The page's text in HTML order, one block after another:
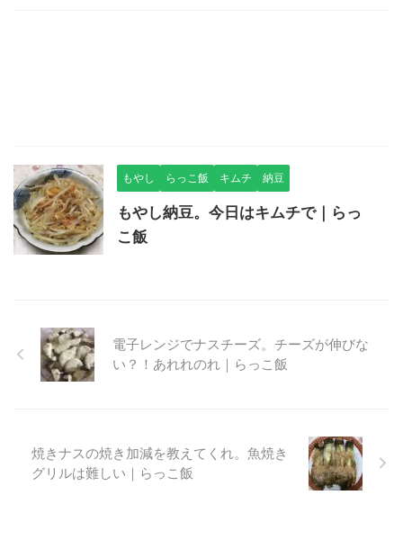
もやし らっこ飯 キムチ 納豆
もやし納豆。今日はキムチで｜らっ
こ飯
電子レンジでナスチーズ。チーズが伸びな
い？！あれれのれ｜らっこ飯
焼きナスの焼き加減を教えてくれ。魚焼き
グリルは難しい｜らっこ飯